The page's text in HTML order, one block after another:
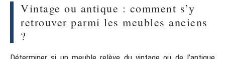
Vintage ou antique : comment s’y
retrouver parmi les meubles anciens
?